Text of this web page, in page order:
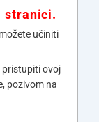
stranici.
učiniti
pristupiti ovoj
pozivom na